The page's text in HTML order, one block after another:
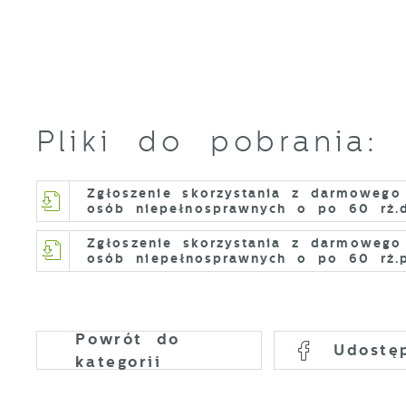
Pliki do pobrania:
Zgłoszenie skorzystania z
osób niepełnosprawnych o po 60
Zgłoszenie skorzystania z
osób niepełnosprawnych o po 60
Powrót do
kategorii